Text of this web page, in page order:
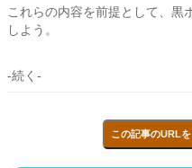
これらの内容を前提として、黒
しよう。
-続く-
この記事のURL